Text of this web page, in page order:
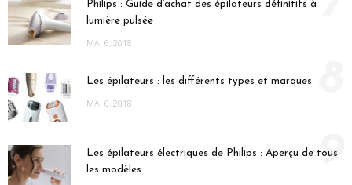
Philips : Guide d’achat des épilateurs définitifs à
lumière pulsée
MAI 6, 2018
Les épilateurs : les différents types et marques
MAI 6, 2018
Les épilateurs électriques de Philips : Aperçu de tous
les modèles
9